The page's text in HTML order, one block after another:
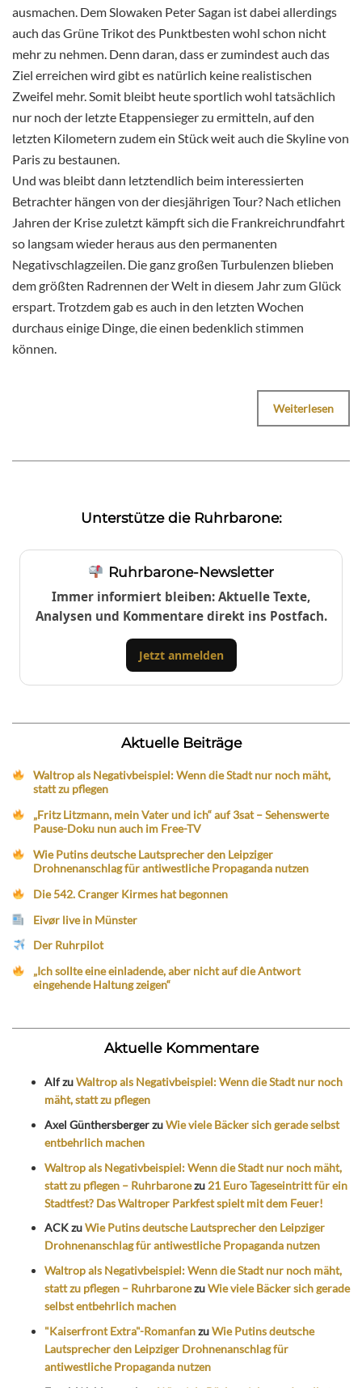
ausmachen. Dem Slowaken Peter Sagan ist dabei allerdings
auch das Grüne Trikot des Punktbesten wohl schon nicht
mehr zu nehmen. Denn daran, dass er zumindest auch das
Ziel erreichen wird gibt es natürlich keine realistischen
Zweifel mehr. Somit bleibt heute sportlich wohl tatsächlich
nur noch der letzte Etappensieger zu ermitteln, auf den
letzten Kilometern zudem ein Stück weit auch die Skyline von
Paris zu bestaunen.
Und was bleibt dann letztendlich beim interessierten
Betrachter hängen von der diesjährigen Tour? Nach etlichen
Jahren der Krise zuletzt kämpft sich die Frankreichrundfahrt
so langsam wieder heraus aus den permanenten
Negativschlagzeilen. Die ganz großen Turbulenzen blieben
dem größten Radrennen der Welt in diesem Jahr zum Glück
erspart. Trotzdem gab es auch in den letzten Wochen
durchaus einige Dinge, die einen bedenklich stimmen
können.
Weiterlesen
Unterstütze die Ruhrbarone:
Ruhrbarone-Newsletter
Immer informiert bleiben: Aktuelle Texte,
Analysen und Kommentare direkt ins Postfach.
Jetzt anmelden
Aktuelle Beiträge
Waltrop als Negativbeispiel: Wenn die Stadt nur noch mäht,
statt zu pflegen
„Fritz Litzmann, mein Vater und ich“ auf 3sat – Sehenswerte
Pause-Doku nun auch im Free-TV
Wie Putins deutsche Lautsprecher den Leipziger
Drohnenanschlag für antiwestliche Propaganda nutzen
Die 542. Cranger Kirmes hat begonnen
Eivør live in Münster
Der Ruhrpilot
„Ich sollte eine einladende, aber nicht auf die Antwort
eingehende Haltung zeigen“
Aktuelle Kommentare
AlfzuWaltrop als Negativbeispiel: Wenn die Stadt nur noch
mäht, statt zu pflegen
Axel GünthersbergerzuWie viele Bäcker sich gerade selbst
entbehrlich machen
Waltrop als Negativbeispiel: Wenn die Stadt nur noch mäht,
statt zu pflegen – Ruhrbaronezu 21 Euro Tageseintritt für ein
Stadtfest? Das Waltroper Parkfest spielt mit dem Feuer!
ACKzuWie Putins deutsche Lautsprecher den Leipziger
Drohnenanschlag für antiwestliche Propaganda nutzen
Waltrop als Negativbeispiel: Wenn die Stadt nur noch mäht,
statt zu pflegen – RuhrbaronezuWie viele Bäcker sich gerade
selbst entbehrlich machen
"Kaiserfront Extra"-RomanfanzuWie Putins deutsche
Lautsprecher den Leipziger Drohnenanschlag für
antiwestliche Propaganda nutzen